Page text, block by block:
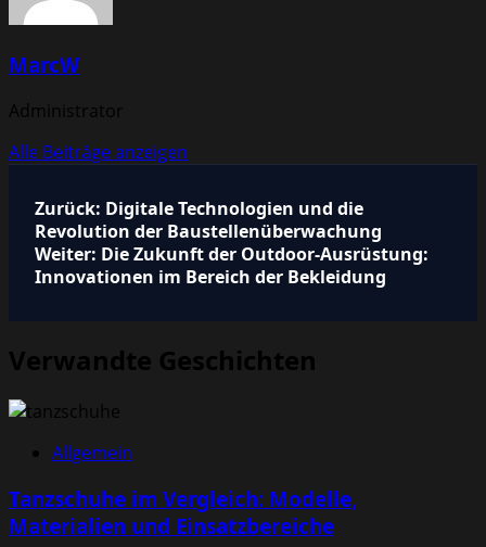
MarcW
Administrator
Alle Beiträge anzeigen
Beitragsnavigation
Zurück: Digitale Technologien und die
Revolution der Baustellenüberwachung
Weiter: Die Zukunft der Outdoor-Ausrüstung:
Innovationen im Bereich der Bekleidung
Verwandte Geschichten
Allgemein
Tanzschuhe im Vergleich: Modelle,
Materialien und Einsatzbereiche